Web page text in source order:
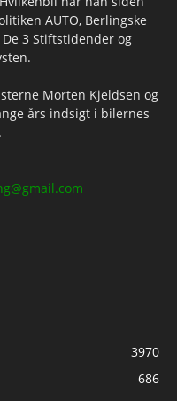
AUTO, Berlingske
3 Stiftstidender og
Morten Kjeldsen og
års indsigt i bilernes
3970
686